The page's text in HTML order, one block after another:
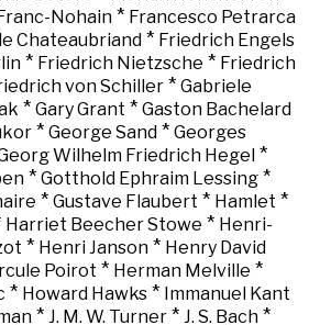
Franc-Nohain* Francesco Petrarca
Chateaubriand* Friedrich Engels
* Friedrich Nietzsche * Friedrich
von Schiller * Gabriele
* Gary Grant * Gaston Bachelard
* George Sand * Georges
Wilhelm Friedrich Hegel *
* Gotthold Ephraim Lessing *
* Gustave Flaubert * Hamlet *
Harriet Beecher Stowe * Henri-
* Henri Janson * Henry David
Poirot * Herman Melville *
* Howard Hawks* Immanuel Kant
* J. M. W. Turner* J. S. Bach*